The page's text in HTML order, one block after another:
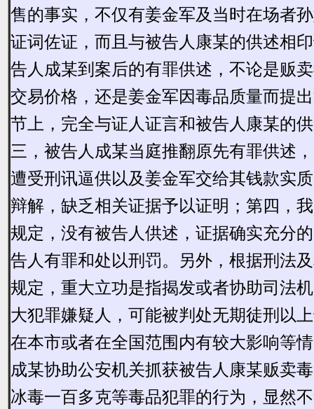
售的事实，不仅有姜金军及当时在场者
证词佐证，而且与被告人康某的供述相
告人成某到案后的有罪供述，不论是贩
交易价格，还是姜金军因毒品质量而提
节上，完全与证人证言和被告人康某的
三，被告人成某当庭推翻原先有罪供述
遭受刑讯逼供以及姜金军交给其钱款实
辩解，缺乏相关证据予以证明；第四，
规定，没有被告人供述，证据确实充分
告人有罪和处以刑罚。另外，根据刑法
规定，重大立功是指揭发或者协助司法
大犯罪嫌疑人，可能被判处无期徒刑以
在本市或者在全国范围内有较大影响等
成某协助公安机关抓获被告人康某贩卖
冰毒一百多克等毒品犯罪的行为，显然